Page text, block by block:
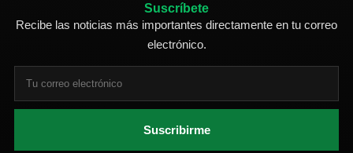
Suscríbete
Recibe las noticias más importantes directamente en tu correo
electrónico.
Suscribirme